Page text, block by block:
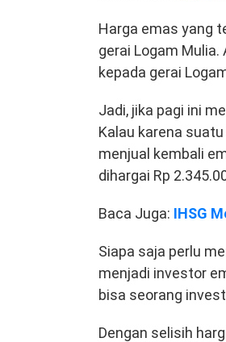
Harga emas yang
gerai Logam
kepada gerai
Jadi, jika pagi ini
Kalau karena
menjual kembali
dihargai Rp
Baca Juga: IHSG
Siapa saja perlu
menjadi investor
bisa seorang
Dengan selisih